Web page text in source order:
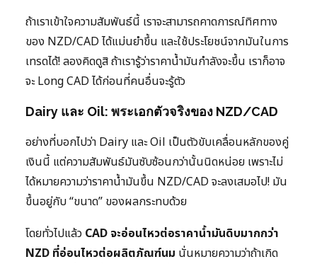
ถ้าเราเข้าใจความสัมพันธ์นี้ เราจะสามารถคาดการณ์ทิศทาง
ของ NZD/CAD ได้แม่นยำขึ้น และใช้ประโยชน์จากมันในการ
เทรดได้! ลองคิดดูสิ ถ้าเรารู้ว่าราคาน้ำมันกำลังจะขึ้น เราก็อาจ
จะ Long CAD ได้ก่อนที่คนอื่นจะรู้ตัว
Dairy และ Oil: พระเอกตัวจริงของ NZD/CAD
อย่างที่บอกไปว่า Dairy และ Oil เป็นตัวขับเคลื่อนหลักของคู่
เงินนี้ แต่ความสัมพันธ์มันซับซ้อนกว่านั้นนิดหน่อย เพราะไม่
ได้หมายความว่าราคาน้ำมันขึ้น NZD/CAD จะลงเสมอไป! มัน
ขึ้นอยู่กับ “ขนาด” ของผลกระทบด้วย
โดยทั่วไปแล้ว CAD จะอ่อนไหวต่อราคาน้ำมันดิบมากกว่า
NZD ที่อ่อนไหวต่อผลิตภัณฑ์นม นั่นหมายความว่าถ้าเกิด